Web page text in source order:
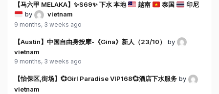
【马六甲 MELAKA】 ✨S69✨下水 本地 越南 泰国
印尼
by
vietnam
9 months, 3 weeks ago
【Austin】中国自由身按摩-《Gina》新人（23/10）
by
vietnam
9 months, 3 weeks ago
【怡保区,街场】💞Girl Paradise VIP168💞酒店下水服务 by
vietnam